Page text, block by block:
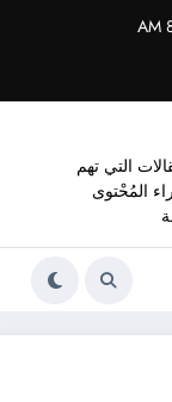
التي تهم
المُحْتوى